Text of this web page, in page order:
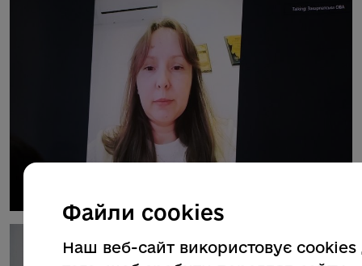
Файли cookies
Наш веб-сайт використовує cookies